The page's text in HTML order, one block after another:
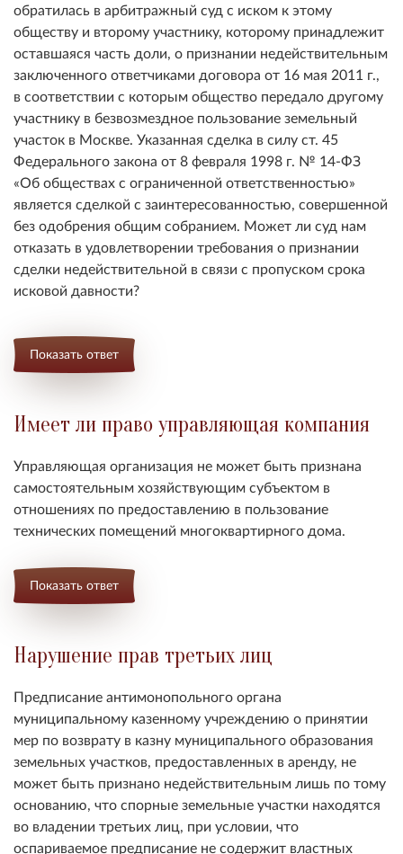
обратилась в арбитражный суд с иском к этому
обществу и второму участнику, которому принадлежит
оставшаяся часть доли, о признании недействительным
заключенного ответчиками договора от 16 мая 2011 г.,
в соответствии с которым общество передало другому
участнику в безвозмездное пользование земельный
участок в Москве. Указанная сделка в силу ст. 45
Федерального закона от 8 февраля 1998 г. № 14-ФЗ
«Об обществах с ограниченной ответственностью»
является сделкой с заинтересованностью, совершенной
без одобрения общим собранием. Может ли суд нам
отказать в удовлетворении требования о признании
сделки недействительной в связи с пропуском срока
исковой давности?
Показать ответ
Имеет ли право управляющая компания
Управляющая организация не может быть признана
самостоятельным хозяйствующим субъектом в
отношениях по предоставлению в пользование
технических помещений многоквартирного дома.
Показать ответ
Нарушение прав третьих лиц
Предписание антимонопольного органа
муниципальному казенному учреждению о принятии
мер по возврату в казну муниципального образования
земельных участков, предоставленных в аренду, не
может быть признано недействительным лишь по тому
основанию, что спорные земельные участки находятся
во владении третьих лиц, при условии, что
оспариваемое предписание не содержит властных